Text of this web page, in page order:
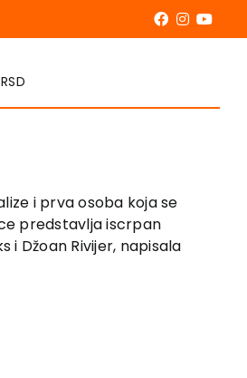
i prva osoba koja se
predstavlja iscrpan
i Džoan Rivijer, napisala